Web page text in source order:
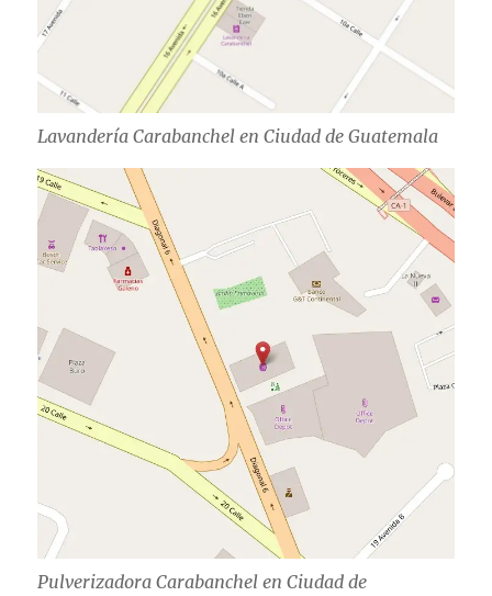
Lavandería Carabanchel en Ciudad de Guatemala
Pulverizadora Carabanchel en Ciudad de